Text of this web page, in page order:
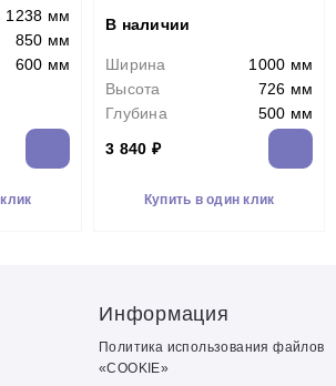
1238 мм
850 мм
600 мм
В наличии
Ширина
1000 мм
Высота
726 мм
Глубина
500 мм
3 840 ₽
Купить в один клик
Информация
Политика использования файлов
«COOKIE»